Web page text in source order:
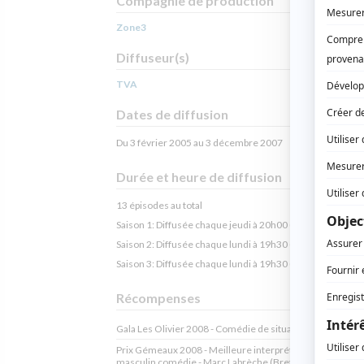
Zone3
Diffuseur(s)
TVA
Dates de diffusion
Du 3 février 2005 au 3 décembre 2007
Durée et heure de diffusion
13 épisodes au total
Saison 1: Diffusée chaque jeudi à 20h00
(30 minutes)
Saison 2: Diffusée chaque lundi à 19h30
(30 minutes)
Saison 3: Diffusée chaque lundi à 19h30
Récompenses
Gala Les Olivier 2008 - Comédie de situation de l'année
Prix Gémeaux 2008 - Meilleure interprétation premier